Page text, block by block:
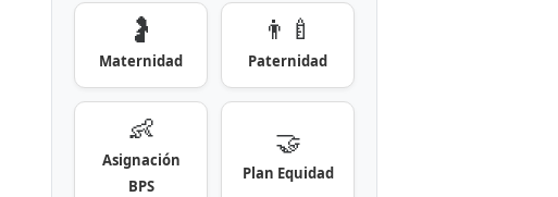
🤰
Maternidad
👨‍🍼
Paternidad
👶
Asignación
BPS
🤝
Plan Equidad